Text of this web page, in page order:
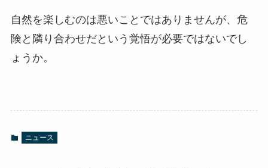
自然を楽しむのは悪いことではありませんが、危
険と隣り合わせだという覚悟が必要ではないでし
ょうか。
ニュース